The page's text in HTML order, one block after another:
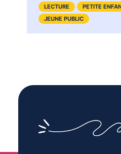
LECTURE
PETITE
JEUNE PUBLIC